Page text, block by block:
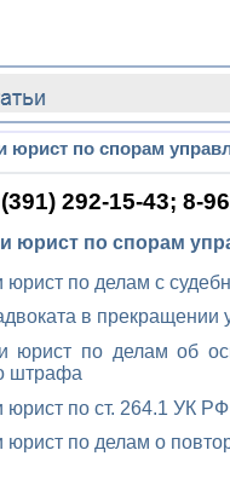
юрист по спорам
292-15-43; 8-
юрист по спорам
юрист по делам с
в прекращении
юрист по делам об
штрафа
юрист по ст. 264.1 УК РФ
юрист по делам о